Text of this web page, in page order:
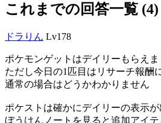
これまでの回答一覧 (4)
ドラりん Lv178
ポケモンゲットはデイリーもらえま
ただし今日の1匹目はリサーチ報酬
通常の場合はどうかわかりません
ポケストは確かにデイリーの表示
ぼうけんノートを見ると追加アイ